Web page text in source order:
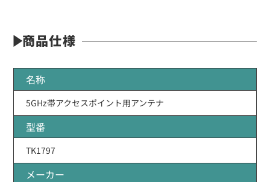
商品仕様
名称
5GHz帯アクセスポイント用アンテナ
型番
TK1797
メーカー